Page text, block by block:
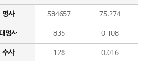
명사 584657 75.274
명사 835 0.108
수사 128 0.016